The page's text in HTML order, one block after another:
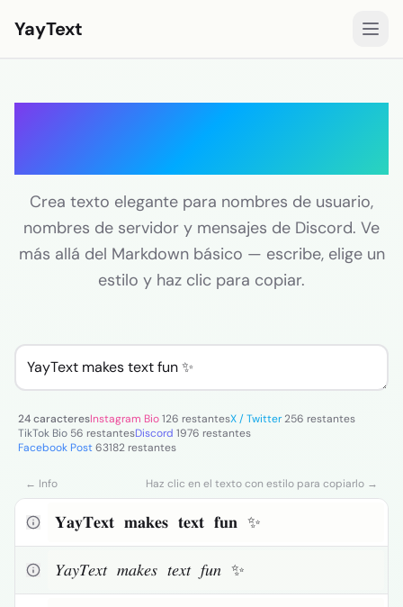
YayText
Fuentes para Facebook
Fuentes para TikTok
Fuentes para Twitter/X
Texto estético
Crea texto elegante para nombres de usuario,
nombres de servidor y mensajes de Discord. Ve
más allá del Markdown básico — escribe, elige un
estilo y haz clic para copiar.
24 caracteresInstagram Bio126 restantesX / Twitter256 restantes
TikTok Bio 56 restantesDiscord 1976 restantes
Facebook Post63182 restantes
← Info Haz clic en el texto con estilo para copiarlo →
𝐘𝐚𝐲𝐓𝐞𝐱𝐭 𝐦𝐚𝐤𝐞𝐬 𝐭𝐞𝐱𝐭 𝐟𝐮𝐧 ✨
𝑌𝑎𝑦𝑇𝑒𝑥𝑡 𝑚𝑎𝑘𝑒𝑠 𝑡𝑒𝑥𝑡 𝑓𝑢𝑛 ✨